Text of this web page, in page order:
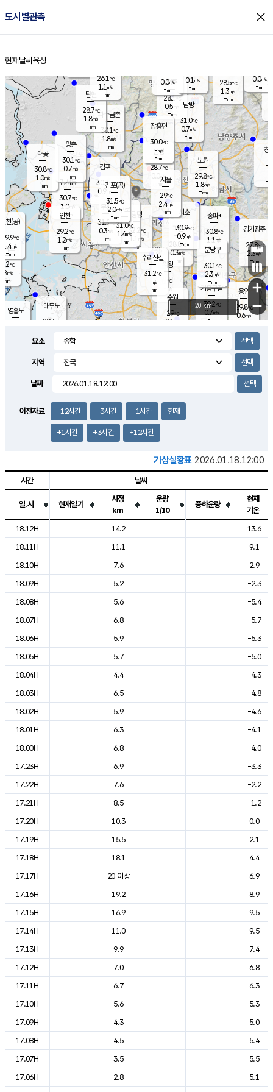
도시별관측 close
홈
현재날씨 육상
의도
℃
m/s
mm
영흥도
양주
28.1℃
0.5
-mm
과천
28.8℃
0.3m/s
- mm
용인
29.8℃
0.6m/s
경기광주
27.8℃
2.3m/s
-mm
2.4m/s
대부도
29.6
경서동
30.7℃
1.0m/s
-mm
파주금촌
30.1℃
1.8m/s
-mm
28.5℃
1.3m/s
-mm
대곶
30.8℃
1.0m/s
-mm
창
-
-m/
-
탄현
28.7℃
1.8m/s
-mm
0.0m/s
-mm
의왕
- ℃
m/s
mm
김포
30.7℃
0.9 m/s
mm
광명
32.2 ℃
1.1 m/s
-mm
부천
31.9℃
0.3m/s
-mm
양촌
30.1℃
0.7m/s
-mm
구로
31.0℃
1.4m/s
-mm
은평
28.7℃
0.0 m/s
- mm
노원
29.8℃
1.8m/s
-mm
송파*
30.8℃
1.1 m/s
-mm
서초
30.9℃
0.9m/s
-mm
남방
31.0℃
0.7m/s
-mm
기흥구갈
30.2℃
0.7m/s
-
수리산길
31.2℃
-m/s
-mm
분당구
30.1℃
2.3m/s
-mm
장흥면
30.0℃
-m/s
-mm
0.0m/s
-mm
인천(공)
29.9℃
1.4m/s
-mm
김포(공)
31.5℃
2.0m/s
-mm
수원
29℃
2.1 m/s
인천
29.2℃
1.2m/s
-mm
서울
29℃
2.4m/s
-mm
26.1℃
1.1 m/s
-mm
0.1 m/s
-mm
+
−
20 km
요소
지역
날짜
이전자료 -12시간 -3시간 -1시간 현재
+1시간 +3시간 +12시간
기상실황표 2026.01.18.12:00
도시별 기상실황표로 지점, 날씨, 기온, 강수, 바람, 기압등을 안내한 표입
시간 날씨
일.시 현재일기
시정
km
운량
1/10
중하운량
현재
기온
18.12H
14.2
13.6
18.11H
11.1
9.1
18.10H
7.6
2.9
18.09H
5.2
-2.3
18.08H
5.6
-5.4
18.07H
6.8
-5.7
18.06H
5.9
-5.3
18.05H
5.7
-5.0
18.04H
4.4
-4.3
18.03H
6.5
-4.8
18.02H
5.9
-4.6
18.01H
6.3
-4.1
18.00H
6.8
-4.0
17.23H
6.9
-3.3
17.22H
7.6
-2.2
17.21H
8.5
-1.2
17.20H
10.3
0.0
17.19H
15.5
2.1
17.18H
18.1
4.4
17.17H
20 이상
6.9
17.16H
19.2
8.9
17.15H
16.9
9.5
17.14H
11.0
9.5
17.13H
9.9
7.4
17.12H
7.0
6.8
17.11H
6.7
6.3
17.10H
5.6
5.3
17.09H
4.3
5.0
17.08H
4.5
5.4
17.07H
3.5
5.5
17.06H
2.8
5.1